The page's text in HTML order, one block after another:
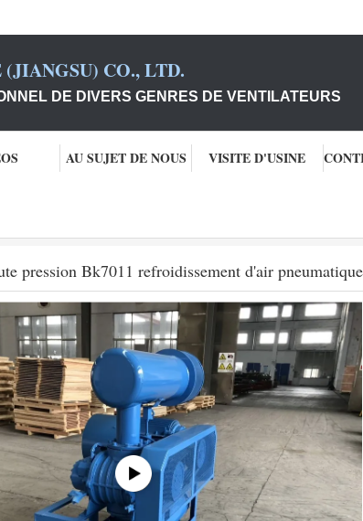
CO., LTD.
DE DIVERS GENRES DE VENTILATEURS
AU SUJET DE NOUS VISITE D'USINE
pression Bk7011 refroidissement d'air pneumatique